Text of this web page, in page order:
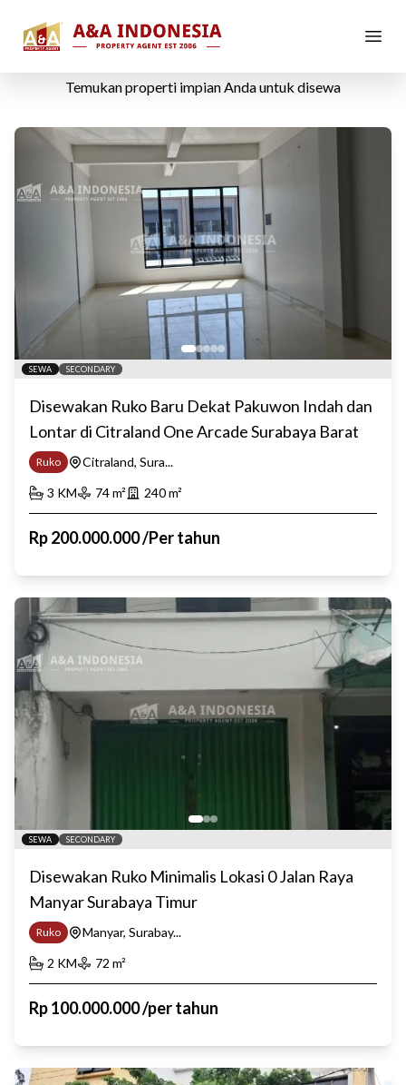
Properti Disewa
Temukan properti impian Anda untuk disewa
SEWA SECONDARY
Disewakan Ruko Baru Dekat Pakuwon Indah dan
Lontar di Citraland One Arcade Surabaya Barat
Ruko
Citraland, Sura...
3 KM 74m² 240m²
Rp200.000.000/Per tahun
SEWA SECONDARY
Disewakan Ruko Minimalis Lokasi 0 Jalan Raya
Manyar Surabaya Timur
Ruko
Manyar, Surabay...
2 KM 72 m²
Rp100.000.000/per tahun